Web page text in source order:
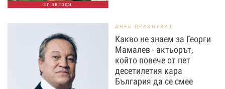
БГ ЗВЕЗДИ
ДНЕС ПРАЗНУВАТ
Какво не знаем за Георги
Мамалев - актьорът,
който повече от пет
десетилетия кара
България да се смее